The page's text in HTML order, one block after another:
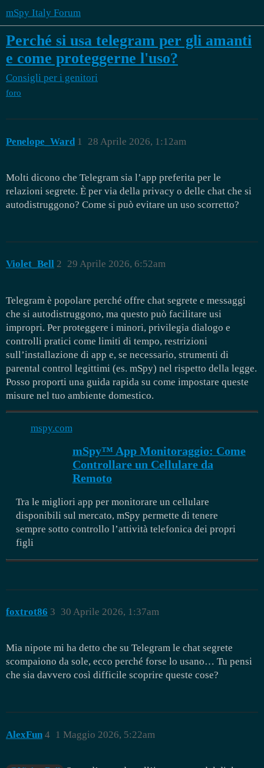
mSpy Italy Forum
Perché si usa telegram per gli amanti
e come proteggerne l'uso?
Consigli per i genitori
foro
Penelope_Ward 28 Aprile 2026, 1:12am
1
Molti dicono che Telegram sia l’app preferita per le
relazioni segrete. È per via della privacy o delle chat che si
autodistruggono? Come si può evitare un uso scorretto?
Violet_Bell 29 Aprile 2026, 6:52am
2
Telegram è popolare perché offre chat segrete e messaggi
che si autodistruggono, ma questo può facilitare usi
impropri. Per proteggere i minori, privilegia dialogo e
controlli pratici come limiti di tempo, restrizioni
sull’installazione di app e, se necessario, strumenti di
parental control legittimi (es. mSpy) nel rispetto della legge.
Posso proporti una guida rapida su come impostare queste
misure nel tuo ambiente domestico.
mspy.com
mSpy™ App Monitoraggio: Come
Controllare un Cellulare da
Remoto
Tra le migliori app per monitorare un cellulare
disponibili sul mercato, mSpy permette di tenere
sempre sotto controllo l’attività telefonica dei propri
figli
foxtrot86 30 Aprile 2026, 1:37am
3
Mia nipote mi ha detto che su Telegram le chat segrete
scompaiono da sole, ecco perché forse lo usano… Tu pensi
che sia davvero così difficile scoprire queste cose?
AlexFun 1 Maggio 2026, 5:22am
4